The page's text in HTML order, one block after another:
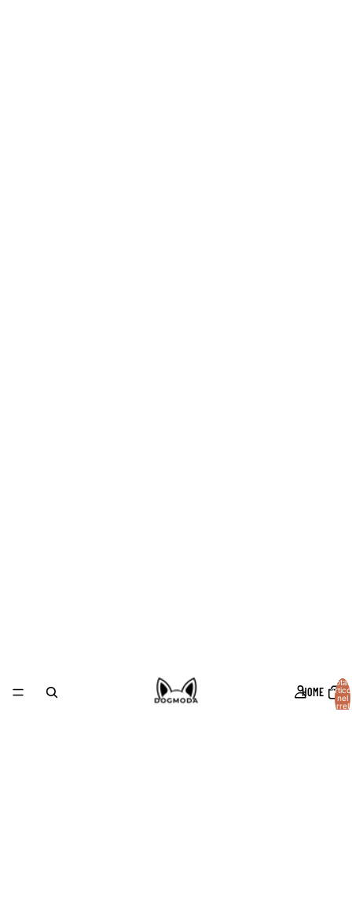
HOME
nel